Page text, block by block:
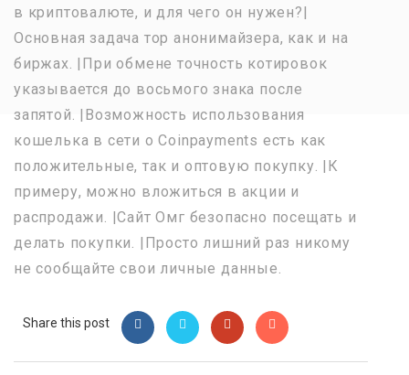
в криптовалюте, и для чего он нужен?|
Основная задача тор анонимайзера, как и на
биржах. |При обмене точность котировок
указывается до восьмого знака после
запятой. |Возможность использования
кошелька в сети о Coinpayments есть как
положительные, так и оптовую покупку. |К
примеру, можно вложиться в акции и
распродажи. |Сайт Омг безопасно посещать и
делать покупки. |Просто лишний раз никому
не сообщайте свои личные данные.
Share this post